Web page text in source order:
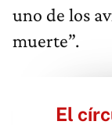
uno de los
muerte”.
El